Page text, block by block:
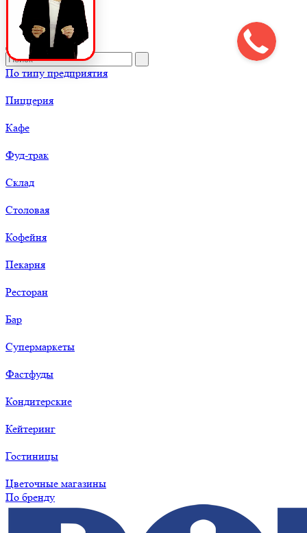
По типу предприятия
Пиццерия
Кафе
Фуд-трак
Склад
Столовая
Кофейня
Пекарня
Ресторан
Бар
Супермаркеты
Фастфуды
Кондитерские
Кейтеринг
Гостиницы
Цветочные магазины
По бренду